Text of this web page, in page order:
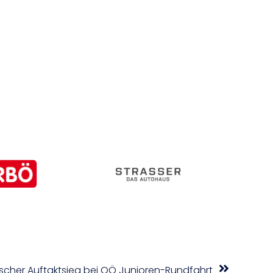
Auftaktsieg bei OÖ Junioren-Rundfahrt